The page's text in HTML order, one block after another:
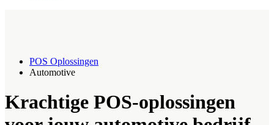
POS Oplossingen
Automotive
Krachtige POS-oplossingen